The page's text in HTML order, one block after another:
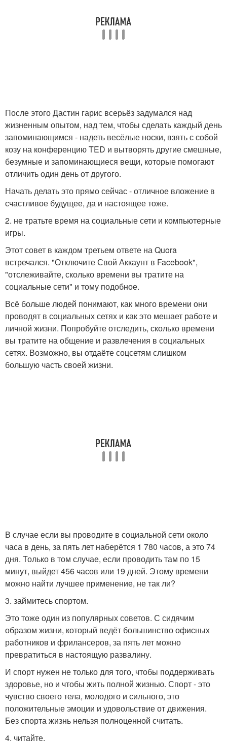
После этого Дастин гарис всерьёз задумался над
жизненным опытом, над тем, чтобы сделать каждый день
запоминающимся - надеть весёлые носки, взять с собой
козу на конференцию TED и вытворять другие смешные,
безумные и запоминающиеся вещи, которые помогают
отличить один день от другого.
Начать делать это прямо сейчас - отличное вложение в
счастливое будущее, да и настоящее тоже.
2. не тратьте время на социальные сети и компьютерные
игры.
Этот совет в каждом третьем ответе на Quora
встречался. "Отключите Свой Аккаунт в Facebook",
"отслеживайте, сколько времени вы тратите на
социальные сети" и тому подобное.
Всё больше людей понимают, как много времени они
проводят в социальных сетях и как это мешает работе и
личной жизни. Попробуйте отследить, сколько времени
вы тратите на общение и развлечения в социальных
сетях. Возможно, вы отдаёте соцсетям слишком
большую часть своей жизни.
В случае если вы проводите в социальной сети около
часа в день, за пять лет наберётся 1 780 часов, а это 74
дня. Только в том случае, если проводить там по 15
минут, выйдет 456 часов или 19 дней. Этому времени
можно найти лучшее применение, не так ли?
3. займитесь спортом.
Это тоже один из популярных советов. С сидячим
образом жизни, который ведёт большинство офисных
работников и фрилансеров, за пять лет можно
превратиться в настоящую развалину.
И спорт нужен не только для того, чтобы поддерживать
здоровье, но и чтобы жить полной жизнью. Спорт - это
чувство своего тела, молодого и сильного, это
положительные эмоции и удовольствие от движения.
Без спорта жизнь нельзя полноценной считать.
4. читайте.